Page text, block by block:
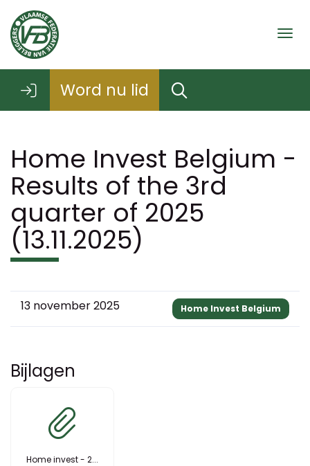
Word nu lid
Home Invest Belgium -
Results of the 3rd
quarter of 2025
(13.11.2025)
13 november 2025 Home Invest Belgium
Bijlagen
Home invest - 2...